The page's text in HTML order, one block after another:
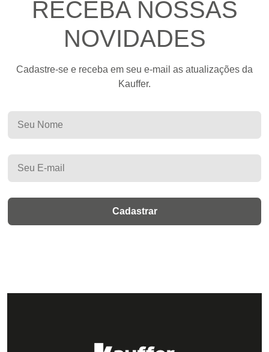
RECEBA NOSSAS
NOVIDADES
Cadastre-se e receba em seu e-mail as atualizações da
Kauffer.